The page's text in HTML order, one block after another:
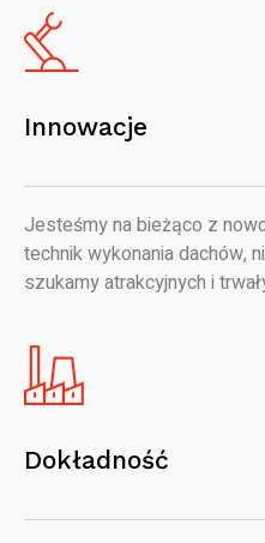
Innowacje
Jesteśmy na bieżąco z
technik wykonania dachów,
szukamy atrakcyjnych i
Dokładność